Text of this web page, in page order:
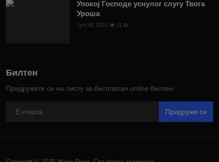
Упокој Господе уснулог слугу Твога
Уроша
Јул 16, 2020 11.8k
Билтен
Придружите се на листу за бесплатан online билтен
Придружи се